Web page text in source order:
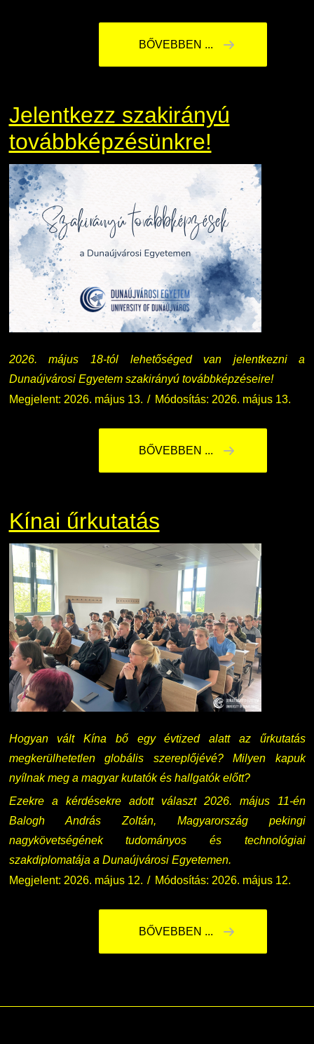
BŐVEBBEN ...
Jelentkezz szakirányú
továbbképzésünkre!
2026. május 18-tól lehetőséged van jelentkezni a
Dunaújvárosi Egyetem szakirányú továbbképzéseire!
Megjelent: 2026. május 13.
Módosítás: 2026. május 13.
BŐVEBBEN ...
Kínai űrkutatás
Hogyan vált Kína bő egy évtized alatt az űrkutatás
megkerülhetetlen globális szereplőjévé? Milyen kapuk
nyílnak meg a magyar kutatók és hallgatók előtt?
Ezekre a kérdésekre adott választ 2026. május 11-én
Balogh András Zoltán, Magyarország pekingi
nagykövetségének tudományos és technológiai
szakdiplomatája a Dunaújvárosi Egyetemen.
Megjelent: 2026. május 12.
Módosítás: 2026. május 12.
BŐVEBBEN ...